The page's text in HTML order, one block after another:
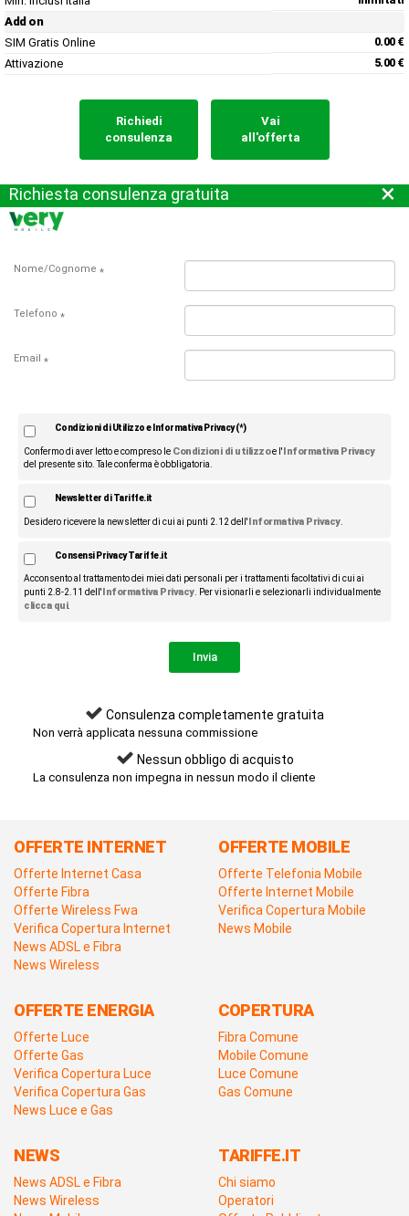
Add on
SIM Gratis Online
0.00 €
Attivazione 5.00 €
Richiedi
consulenza
Vai
all'offerta
×
Richiesta consulenza gratuita
Nome/Cognome *
Telefono *
Email *
Condizioni di Utilizzo e Informativa Privacy (*)
Confermo di aver letto e compreso le Condizioni di utilizzoe l' Informativa Privacy
del presente sito. Tale conferma è obbligatoria.
Newsletter di Tariffe.it
Desidero ricevere la newsletter di cui ai punti 2.12 dell' Informativa Privacy.
Consensi Privacy Tariffe.it
Acconsento al trattamento dei miei dati personali per i trattamenti facoltativi di cui ai
punti 2.8-2.11 dell' Informativa Privacy. Per visionarli e selezionarli individualmente
clicca qui.
Consulenza completamente gratuita
Non verrà applicata nessuna commissione
Nessun obbligo di acquisto
La consulenza non impegna in nessun modo il cliente
OFFERTE INTERNET
Offerte Internet Casa
Offerte Fibra
Offerte Wireless Fwa
Verifica Copertura Internet
News ADSL e Fibra
News Wireless
OFFERTE MOBILE
Offerte Telefonia Mobile
Offerte Internet Mobile
Verifica Copertura Mobile
News Mobile
OFFERTE ENERGIA
Offerte Luce
Offerte Gas
Verifica Copertura Luce
Verifica Copertura Gas
News Luce e Gas
COPERTURA
Fibra Comune
Mobile Comune
Luce Comune
Gas Comune
NEWS
News ADSL e Fibra
News Wireless
TARIFFE.IT
Chi siamo
Operatori